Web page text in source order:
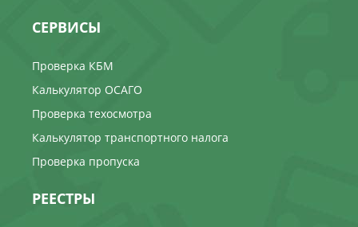
СЕРВИСЫ
Проверка КБМ
Калькулятор ОСАГО
Проверка техосмотра
Калькулятор транспортного налога
Проверка пропуска
РЕЕСТРЫ